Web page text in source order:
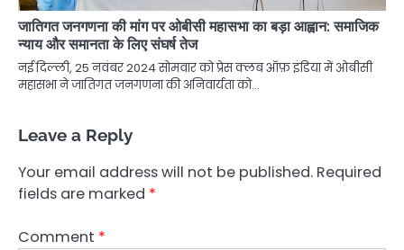
जातिगत जनगणना की मांग पर ओबीसी महासभा का बड़ा आह्वान: समाजिक
न्याय और समानता के लिए संघर्ष तेज
नई दिल्ली, 25 नवंबर 2024 सोमवार को प्रेस क्लब ऑफ़ इंडिया में ओबीसी
महासभा ने जातिगत जनगणना की अनिवार्यता को…
Leave a Reply
Your email address will not be published. Required
fields are marked *
Comment *